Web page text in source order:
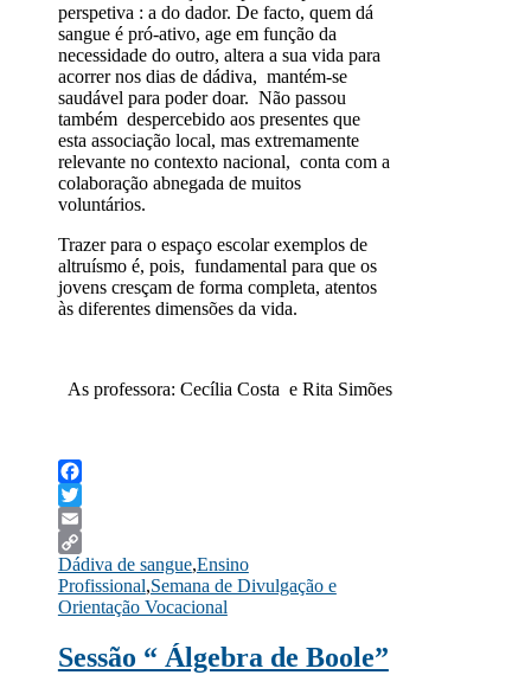
perspetiva : a do dador. De facto, quem dá
sangue é pró-ativo, age em função da
necessidade do outro, altera a sua vida para
acorrer nos dias de dádiva, mantém-se
saudável para poder doar. Não passou
também despercebido aos presentes que
esta associação local, mas extremamente
relevante no contexto nacional, conta com a
colaboração abnegada de muitos
voluntários.
Trazer para o espaço escolar exemplos de
altruísmo é, pois, fundamental para que os
jovens cresçam de forma completa, atentos
às diferentes dimensões da vida.
As professora: Cecília Costa e Rita Simões
Facebook
Twitter
Email
Copy
Link
Dádiva de sangue,Ensino
Profissional,Semana de Divulgação e
Orientação Vocacional
Sessão “ Álgebra de Boole”